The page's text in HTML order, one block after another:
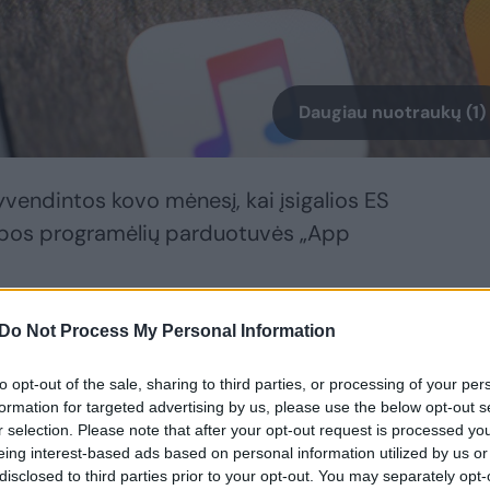
Do Not Process My Personal Information
opt-out of the sale, sharing to third parties, or processing of your
for targeted advertising by us, please use the below opt-out
selection. Please note that after your opt-out request is processed
interest-based ads based on personal information utilized by us
to third parties prior to your opt-out. You may separately
Daugiau nuotraukų (1)
kovo mėnesį, kai įsigalios ES
programėlių parduotuvės „App
programinę įrangą iš už „App
mokėjimų apdorojimo metodais. Be
atsisiųsti alternatyvią naršyklę
operacinės sistemos „iOS“
per nustatymus pakeisti